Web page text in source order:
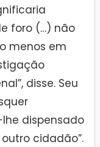
foro (…) não
menos em
disse. Seu
dispensado
cidadão”.